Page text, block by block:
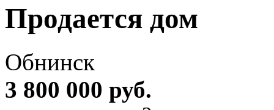
Продается дом
Обнинск
3 800 000 руб.